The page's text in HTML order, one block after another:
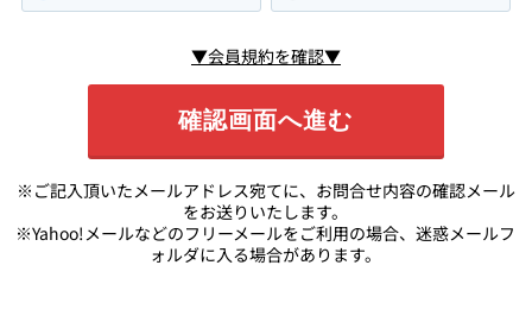
▼会員規約を確認▼
※ご記入頂いたメールアドレス宛てに、お問合せ内容の確認メール
をお送りいたします。
※Yahoo!メールなどのフリーメールをご利用の場合、迷惑メールフ
ォルダに入る場合があります。